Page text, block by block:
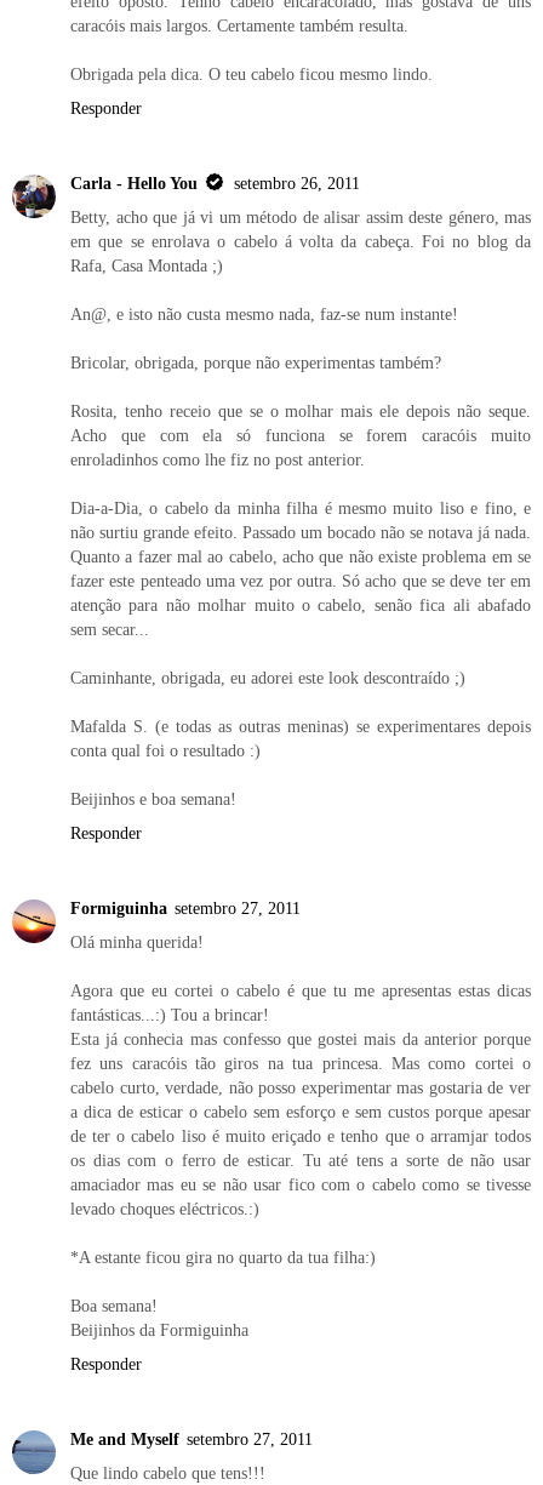
caracóis mais largos. Certamente também resulta.
Obrigada pela dica. O teu cabelo ficou mesmo lindo.
Responder
Carla - Hello You
setembro 26, 2011
Betty, acho que já vi um método de alisar assim deste género, mas
em que se enrolava o cabelo á volta da cabeça. Foi no blog da
Rafa, Casa Montada ;)
An@, e isto não custa mesmo nada, faz-se num instante!
Bricolar, obrigada, porque não experimentas também?
Rosita, tenho receio que se o molhar mais ele depois não seque.
Acho que com ela só funciona se forem caracóis muito
enroladinhos como lhe fiz no post anterior.
Dia-a-Dia, o cabelo da minha filha é mesmo muito liso e fino, e
não surtiu grande efeito. Passado um bocado não se notava já nada.
Quanto a fazer mal ao cabelo, acho que não existe problema em se
fazer este penteado uma vez por outra. Só acho que se deve ter em
atenção para não molhar muito o cabelo, senão fica ali abafado
sem secar...
Caminhante, obrigada, eu adorei este look descontraído ;)
Mafalda S. (e todas as outras meninas) se experimentares depois
conta qual foi o resultado :)
Beijinhos e boa semana!
Responder
Formiguinha setembro 27, 2011
Olá minha querida!
Agora que eu cortei o cabelo é que tu me apresentas estas dicas
fantásticas...:) Tou a brincar!
Esta já conhecia mas confesso que gostei mais da anterior porque
fez uns caracóis tão giros na tua princesa. Mas como cortei o
cabelo curto, verdade, não posso experimentar mas gostaria de ver
a dica de esticar o cabelo sem esforço e sem custos porque apesar
de ter o cabelo liso é muito eriçado e tenho que o arramjar todos
os dias com o ferro de esticar. Tu até tens a sorte de não usar
amaciador mas eu se não usar fico com o cabelo como se tivesse
levado choques eléctricos.:)
*A estante ficou gira no quarto da tua filha:)
Boa semana!
Beijinhos da Formiguinha
Responder
Me and Myself setembro 27, 2011
Que lindo cabelo que tens!!!